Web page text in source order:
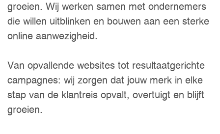
groeien. Wij werken samen met ondernemers
die willen uitblinken en bouwen aan een sterke
online aanwezigheid.
Van opvallende websites tot resultaatgerichte
campagnes: wij zorgen dat jouw merk in elke
stap van de klantreis opvalt, overtuigt en blijft
groeien.